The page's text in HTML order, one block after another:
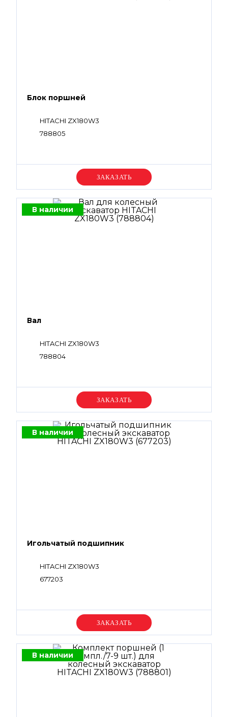
Блок поршней
HITACHI ZX180W3
788805
Уточняйте цену
В наличии
Вал
HITACHI ZX180W3
788804
Уточняйте цену
В наличии
Игольчатый подшипник
HITACHI ZX180W3
677203
Уточняйте цену
В наличии